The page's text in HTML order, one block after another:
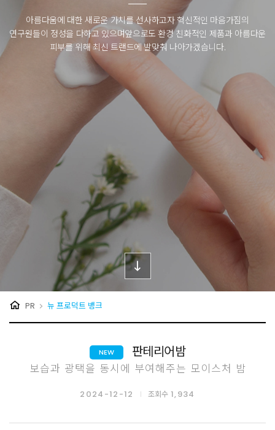
아름다움에 대한 새로운 가치를 선사하고자 혁신적인 마음가짐의
연구원들이 정성을 다하고 있으며앞으로도 환경 친화적인 제품과 아름다운
피부를 위해 최신 트랜드에 발맞춰 나아가겠습니다.
PR 뉴 프로덕트 뱅크
NEW 판테리어밤
보습과 광택을 동시에 부여해주는 모이스처 밤
2024-12-12 조회수 1,934